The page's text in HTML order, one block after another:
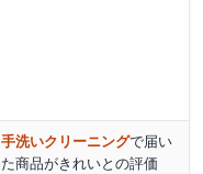
手洗いクリーニングで届い
た商品がきれいとの評価